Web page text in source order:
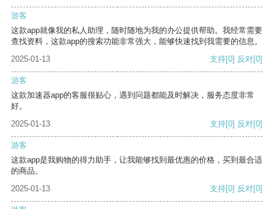
游客
这款app就像我的私人助理，随时随地为我的办公提供帮助。我经常需要
查找资料，这款app的搜索功能非常强大，能够快速找到我需要的信息。
2025-01-13
支持[0] 反对[0]
游客
这款加速器app的客服很贴心，遇到问题都能及时解决，服务态度非常
好。
2025-01-13
支持[0] 反对[0]
游客
这款app是我购物的得力助手，让我能够找到最优惠的价格，买到最合适
的商品。
2025-01-13
支持[0] 反对[0]